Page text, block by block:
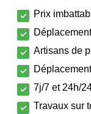
Prix
Artisans de
7j/7 et 24h/
Travaux sur